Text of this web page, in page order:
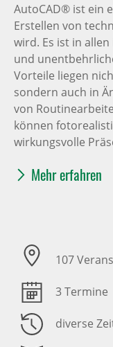
AutoCAD® ist ein
Erstellen von
wird. Es ist in
und
Vorteile liegen
sondern auch in
von
können
wirkungsvolle
Mehr erfahren
107
3 Termine
diverse